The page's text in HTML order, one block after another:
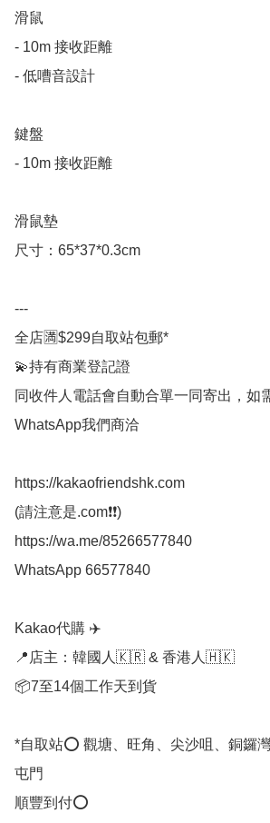
滑鼠
- 10m 接收距離
- 低嘈音設計
鍵盤
- 10m 接收距離
滑鼠墊
尺寸：65*37*0.3cm
---
全店🈵$299自取站包郵*
💫持有商業登記證
同收件人電話會自動合單一同寄出，如
WhatsApp我們商洽
https://kakaofriendshk.com
(請注意是.com❗❗)
https://wa.me/85266577840
WhatsApp 66577840
Kakao代購 ✈️
📍店主：韓國人🇰🇷 & 香港人🇭🇰
📦7至14個工作天到貨
*自取站⭕ 觀塘、旺角、尖沙咀、銅鑼
屯門
順豐到付⭕